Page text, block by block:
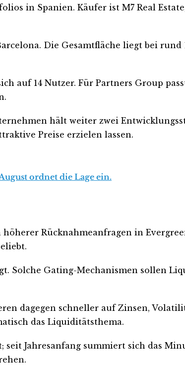
in Spanien. Käufer ist M7 Real
Die Gesamtfläche liegt bei rund
auf 14 Nutzer. Für Partners Group
hält weiter zwei
Preise erzielen lassen.
ordnet die Lage ein.
Rücknahmeanfragen in
Solche Gating-Mechanismen sollen
dagegen schneller auf Zinsen,
das Liquiditätsthema.
Jahresanfang summiert sich das